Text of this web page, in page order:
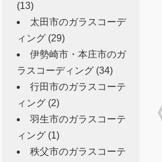
(13)
太田市のガラスコーデ
ィング (29)
伊勢崎市・本庄市のガ
ラスコーディング (34)
行田市のガラスコーテ
ィング (2)
羽生市のガラスコーテ
ィング (1)
秩父市のガラスコーテ